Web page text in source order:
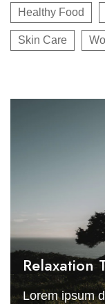
Healthy Food
Skin Care
Relaxation
Lorem ipsum